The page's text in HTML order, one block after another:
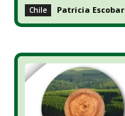
Chile Patricia Escobar